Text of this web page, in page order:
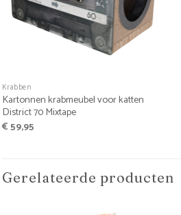
Krabben
Kartonnen krabmeubel voor katten
District 70 Mixtape
€59,95
Gerelateerde producten